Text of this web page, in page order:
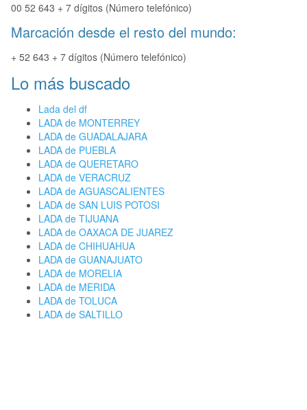
00 52 643 + 7 dígitos (Número telefónico)
Marcación desde el resto del mundo:
+ 52 643 + 7 dígitos (Número telefónico)
Lo más buscado
Lada del df
LADA de MONTERREY
LADA de GUADALAJARA
LADA de PUEBLA
LADA de QUERETARO
LADA de VERACRUZ
LADA de AGUASCALIENTES
LADA de SAN LUIS POTOSI
LADA de TIJUANA
LADA de OAXACA DE JUAREZ
LADA de CHIHUAHUA
LADA de GUANAJUATO
LADA de MORELIA
LADA de MERIDA
LADA de TOLUCA
LADA de SALTILLO